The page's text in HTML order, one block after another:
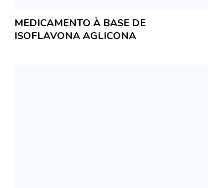
MEDICAMENTO À BASE DE
ISOFLAVONA AGLICONA